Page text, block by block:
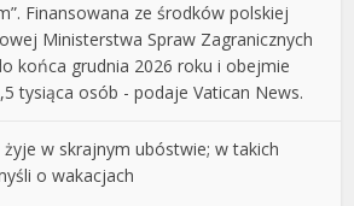
Finansowana ze środków polskiej
Ministerstwa Spraw Zagranicznych
końca grudnia 2026 roku i obejmie
tysiąca osób - podaje Vatican News.
żyje w skrajnym ubóstwie; w takich
o wakacjach